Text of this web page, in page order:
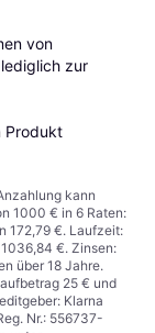
von
zur
Produkt
kann
1000 € in 6 Raten:
172,79 €. Laufzeit:
€. Zinsen:
über 18 Jahre.
25 € und
Klarna
Nr.: 556737-